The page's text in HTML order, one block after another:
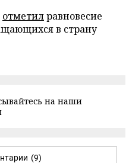
отметилравновесие
в страну
на наши
(9)